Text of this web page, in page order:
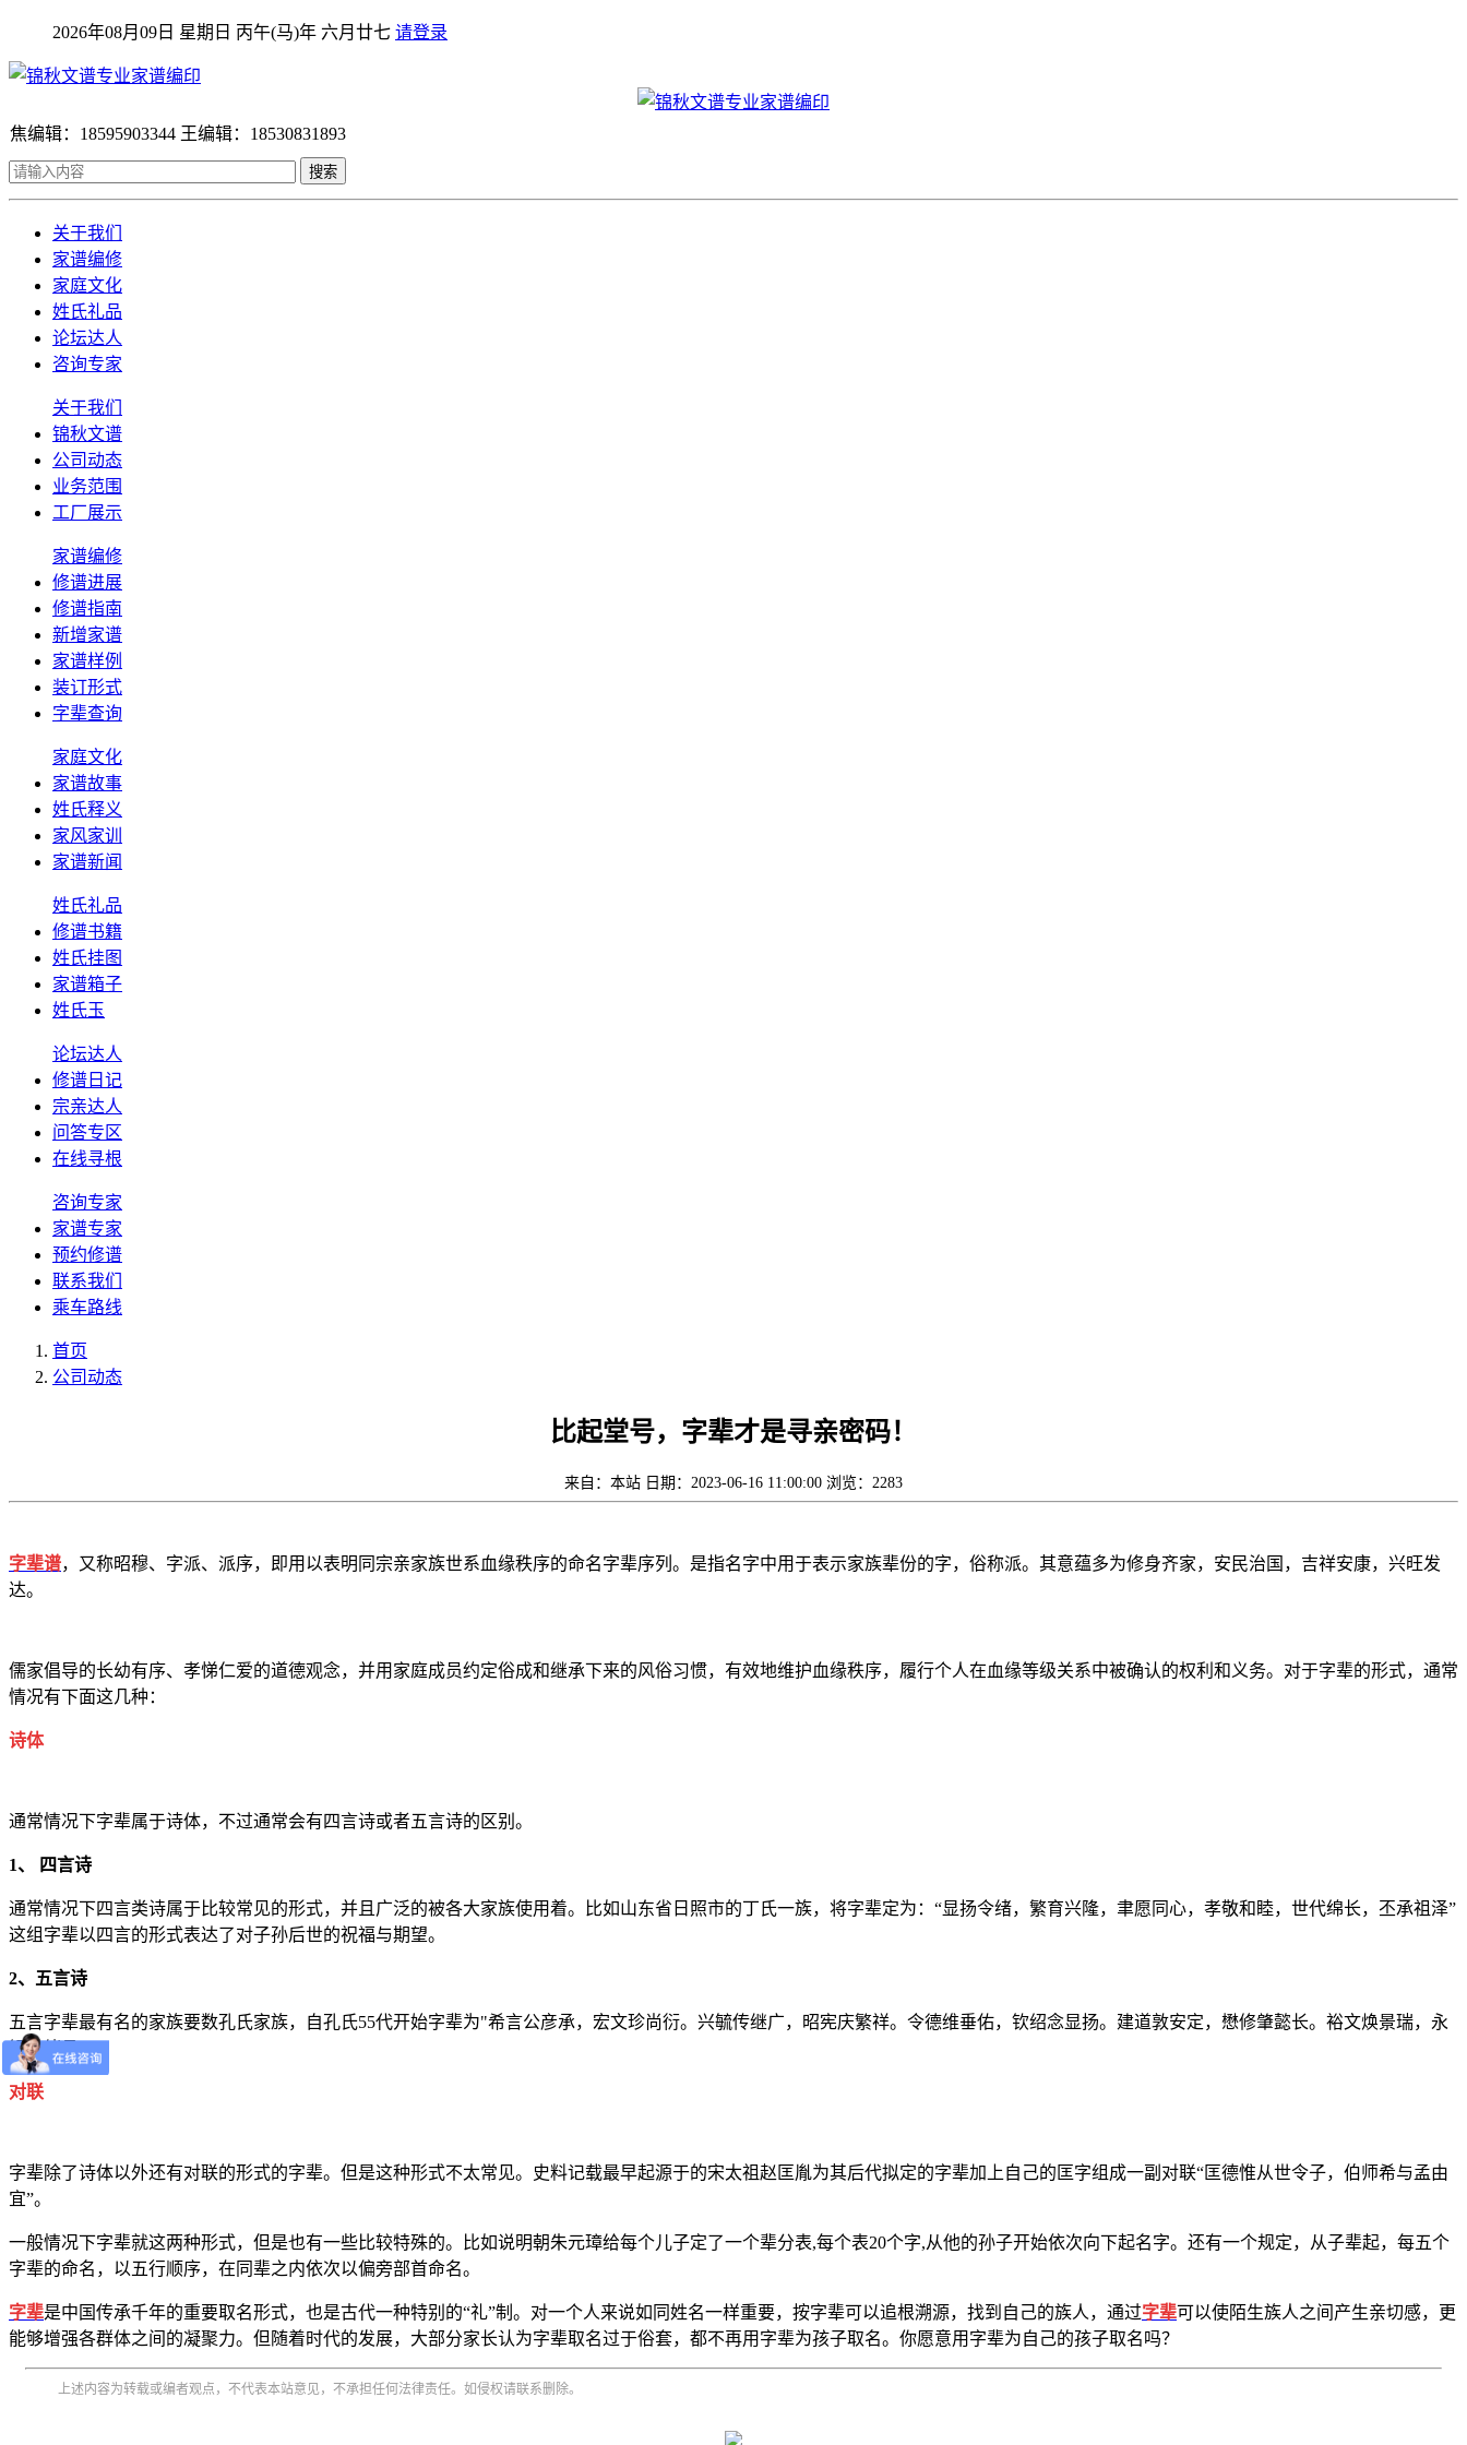
2026年08月09日 星期日 丙午(马)年 六月廿七 请登录
焦编辑：18595903344 王编辑：18530831893
搜索
关于我们
家谱编修
家庭文化
姓氏礼品
论坛达人
咨询专家
关于我们
锦秋文谱
公司动态
业务范围
工厂展示
家谱编修
修谱进展
修谱指南
新增家谱
家谱样例
装订形式
字辈查询
家庭文化
家谱故事
姓氏释义
家风家训
家谱新闻
姓氏礼品
修谱书籍
姓氏挂图
家谱箱子
姓氏玉
论坛达人
修谱日记
宗亲达人
问答专区
在线寻根
咨询专家
家谱专家
预约修谱
联系我们
乘车路线
首页
公司动态
比起堂号，字辈才是寻亲密码！
来自：本站 日期：2023-06-16 11:00:00 浏览：2283
字辈谱，又称昭穆、字派、派序，即用以表明同宗亲家族世系血缘秩序的命名字辈序列。是指名字中用于表示家族辈份的字，俗称派。其意蕴多为修身齐家，安民治国，吉祥安康，兴旺发
达。
儒家倡导的长幼有序、孝悌仁爱的道德观念，并用家庭成员约定俗成和继承下来的风俗习惯，有效地维护血缘秩序，履行个人在血缘等级关系中被确认的权利和义务。对于字辈的形式，通常
情况有下面这几种：
诗体
通常情况下字辈属于诗体，不过通常会有四言诗或者五言诗的区别。
1、 四言诗
通常情况下四言类诗属于比较常见的形式，并且广泛的被各大家族使用着。比如山东省日照市的丁氏一族，将字辈定为：“显扬令绪，繁育兴隆，聿愿同心，孝敬和睦，世代绵长，丕承祖泽”
这组字辈以四言的形式表达了对子孙后世的祝福与期望。
2、五言诗
五言字辈最有名的家族要数孔氏家族，自孔氏55代开始字辈为"希言公彦承，宏文珍尚衍。兴毓传继广，昭宪庆繁祥。令德维垂佑，钦绍念显扬。建道敦安定，懋修肇懿长。裕文焕景瑞，永
锡世绪昌。"
对联
字辈除了诗体以外还有对联的形式的字辈。但是这种形式不太常见。史料记载最早起源于的宋太祖赵匡胤为其后代拟定的字辈加上自己的匡字组成一副对联“匡德惟从世令子，伯师希与孟由
宜”。
一般情况下字辈就这两种形式，但是也有一些比较特殊的。比如说明朝朱元璋给每个儿子定了一个辈分表,每个表20个字,从他的孙子开始依次向下起名字。还有一个规定，从子辈起，每五个
字辈的命名，以五行顺序，在同辈之内依次以偏旁部首命名。
字辈是中国传承千年的重要取名形式，也是古代一种特别的“礼”制。对一个人来说如同姓名一样重要，按字辈可以追根溯源，找到自己的族人，通过字辈可以使陌生族人之间产生亲切感，更
能够增强各群体之间的凝聚力。但随着时代的发展，大部分家长认为字辈取名过于俗套，都不再用字辈为孩子取名。你愿意用字辈为自己的孩子取名吗？
上述内容为转载或编者观点，不代表本站意见，不承担任何法律责任。如侵权请联系删除。